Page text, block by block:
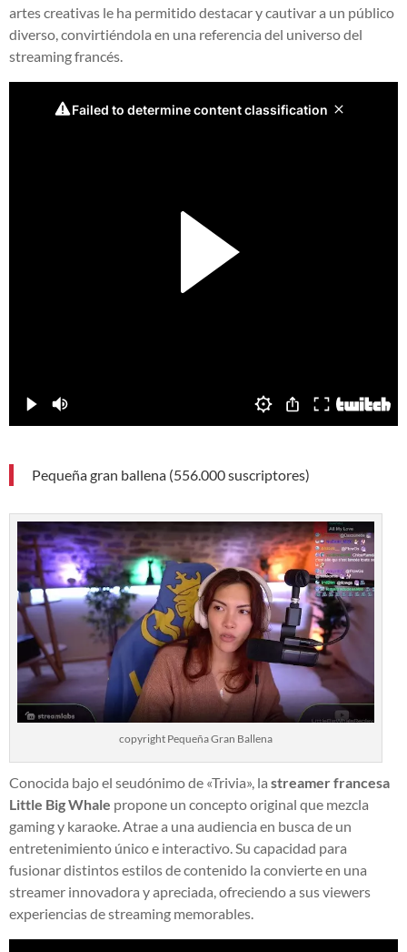
artes creativas le ha permitido destacar y cautivar a un público
diverso, convirtiéndola en una referencia del universo del
streaming francés.
Pequeña gran ballena (556.000 suscriptores)
copyright Pequeña Gran Ballena
Conocida bajo el seudónimo de «Trivia», la streamer francesa
Little Big Whale propone un concepto original que mezcla
gaming y karaoke. Atrae a una audiencia en busca de un
entretenimiento único e interactivo. Su capacidad para
fusionar distintos estilos de contenido la convierte en una
streamer innovadora y apreciada, ofreciendo a sus viewers
experiencias de streaming memorables.